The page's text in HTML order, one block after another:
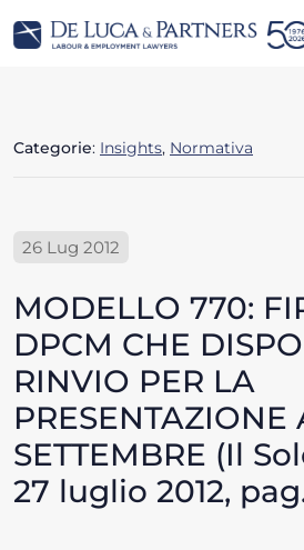
Categorie: Insights, Normativa
26 Lug 2012
MODELLO 770:
DPCM CHE
RINVIO PER LA
PRESENTAZIONE
SETTEMBRE (Il
27 luglio 2012,